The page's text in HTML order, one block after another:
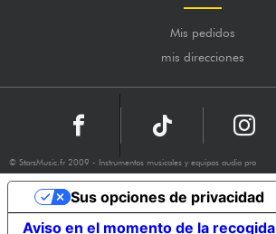
Mis pedidos
mis direcciones
© StarsMusic.fr 2009 - Instrumentos musicales y equipos audio pro
Aviso en el momento de la recogida
Sus opciones de privacidad